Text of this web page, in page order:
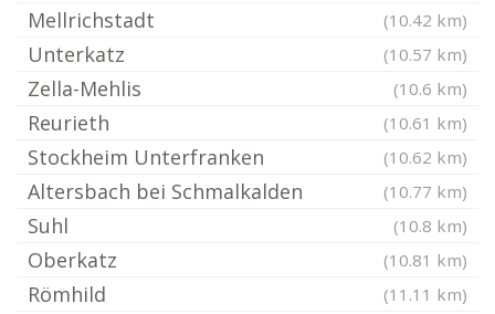
Mellrichstadt (10.42 km)
Unterkatz (10.57 km)
Zella-Mehlis (10.6 km)
Reurieth (10.61 km)
Stockheim Unterfranken (10.62 km)
Altersbach bei Schmalkalden (10.77 km)
Suhl (10.8 km)
Oberkatz (10.81 km)
Römhild (11.11 km)